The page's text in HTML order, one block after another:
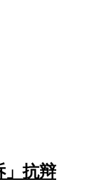
」抗辩